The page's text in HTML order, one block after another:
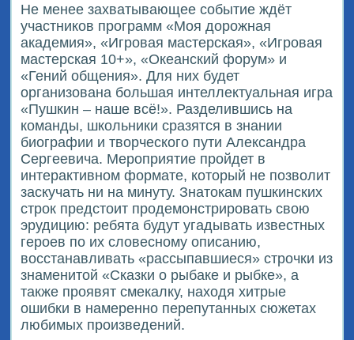
Не менее захватывающее событие ждёт
участников программ «Моя дорожная
академия», «Игровая мастерская», «Игровая
мастерская 10+», «Океанский форум» и
«Гений общения». Для них будет
организована большая интеллектуальная игра
«Пушкин – наше всё!». Разделившись на
команды, школьники сразятся в знании
биографии и творческого пути Александра
Сергеевича. Мероприятие пройдет в
интерактивном формате, который не позволит
заскучать ни на минуту. Знатокам пушкинских
строк предстоит продемонстрировать свою
эрудицию: ребята будут угадывать известных
героев по их словесному описанию,
восстанавливать «рассыпавшиеся» строчки из
знаменитой «Сказки о рыбаке и рыбке», а
также проявят смекалку, находя хитрые
ошибки в намеренно перепутанных сюжетах
любимых произведений.